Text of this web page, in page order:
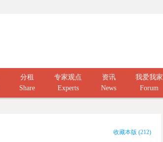
分租
Share
专家观点
Experts
资讯
News
我爱我家
Forum
收藏本版 (212)